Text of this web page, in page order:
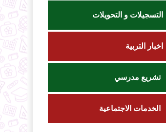
التسجيلات و التحويلات
اخبار التربية
تشريع مدرسي
الخدمات الاجتماعية